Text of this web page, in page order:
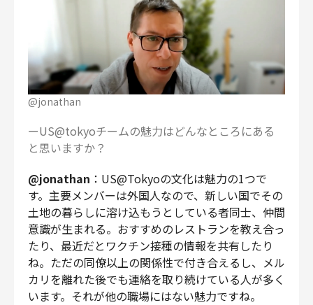
@jonathan
ーUS@tokyoチームの魅力はどんなところにある
と思いますか？
@jonathan ：US@Tokyoの文化は魅力の1つで
す。主要メンバーは外国人なので、新しい国でその
土地の暮らしに溶け込もうとしている者同士、仲間
意識が生まれる。おすすめのレストランを教え合っ
たり、最近だとワクチン接種の情報を共有したり
ね。ただの同僚以上の関係性で付き合えるし、メル
カリを離れた後でも連絡を取り続けている人が多く
います。それが他の職場にはない魅力ですね。